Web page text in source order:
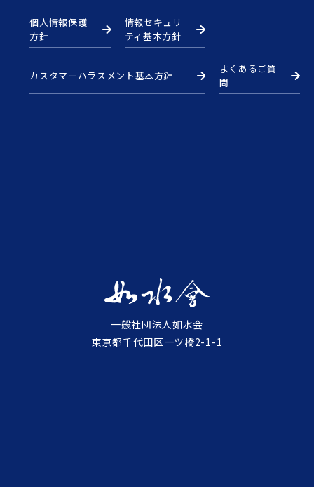
一般社団法人如水会
東京都千代田区一ツ橋2-1-1
個人情報保護
方針
情報セキュリ
ティ基本方針
カスタマーハラスメント基本方針
よくあるご質
問